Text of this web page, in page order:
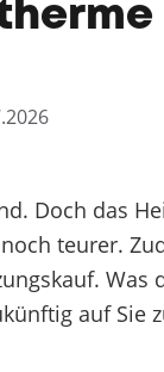
Doch das
teurer.
Was
auf Sie